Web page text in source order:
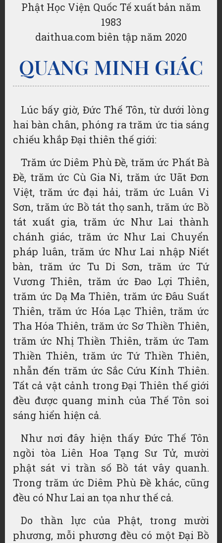
Phật Học Viện Quốc Tế xuất bản năm
1983
daithua.com biên tập năm 2020
QUANG MINH GIÁC
Lúc bấy giờ, Đức Thế Tôn, từ dưới lòng
hai bàn chân, phóng ra trăm ức tia sáng
chiếu khắp Đại thiên thế giới:
Trăm ức Diêm Phù Đề, trăm ức Phất Bà
Đề, trăm ức Cù Gia Ni, trăm ức Uãt Đơn
Việt, trăm ức đại hải, trăm ức Luân Vi
Sơn, trăm ức Bồ tát thọ sanh, trăm ức Bồ
tát xuất gia, trăm ức Như Lai thành
chánh giác, trăm ức Như Lai Chuyển
pháp luân, trăm ức Như Lai nhập Niết
bàn, trăm ức Tu Di Sơn, trăm ức Tứ
Vương Thiên, trăm ức Đao Lợi Thiên,
trăm ức Dạ Ma Thiên, trăm ức Đâu Suất
Thiên, trăm ức Hóa Lạc Thiên, trăm ức
Tha Hóa Thiên, trăm ức Sơ Thiền Thiên,
trăm ức Nhị Thiền Thiên, trăm ức Tam
Thiền Thiên, trăm ức Tứ Thiền Thiên,
nhẫn đến trăm ức Sắc Cứu Kính Thiên.
Tất cả vật cảnh trong Đại Thiên thế giới
đều được quang minh của Thế Tôn soi
sáng hiển hiện cả.
Như nơi đây hiện thấy Đức Thế Tôn
ngồi tòa Liên Hoa Tạng Sư Tử, mười
phật sát vi trần số Bồ tát vây quanh.
Trong trăm ức Diêm Phù Đề khác, cũng
đều có Như Lai an tọa như thế cả.
Do thần lực của Phật, trong mười
phương, mỗi phương đều có một Đại Bồ